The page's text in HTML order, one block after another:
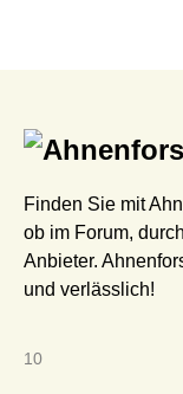
Finden Sie mit
ob im Forum,
Anbieter.
und verlässlich!
10